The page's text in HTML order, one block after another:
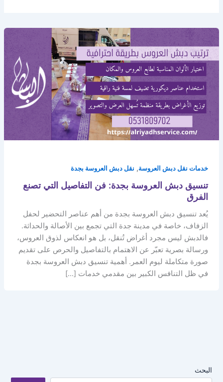
خدمات نقل دبش العروسة, نقل دبش العروسة بجدة
تنسيق دبش العروسة بجدة: فن التفاصيل التي تصنع
الفرق
يُعد تنسيق دبش العروسة بجدة من أهم عناصر التحضير لحفل
الزفاف، خاصة في مدينة جدة التي تجمع بين الأصالة والحداثة.
فالدبش ليس مجرد أغراض تُنقل، بل هو انعكاس لذوق العروس،
ورسالة بصرية تعبّر عن الاهتمام بالتفاصيل والحرص على تقديم
صورة متكاملة ليوم العمر. أهمية تنسيق دبش العروسة بجدة
في ظل التنافس الكبير بين مقدمي خدمات […]
البحث